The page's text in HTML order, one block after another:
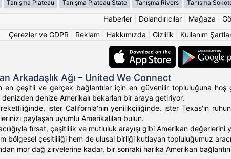
Tanışma Plateau Tanışma Plateau State Tanışma Rivers Tanışma
Haberler Dolandırıcılar Mağaza
Çerezler ve GDPR
Reklam Hakkımızda Gizlilik Kullanım
Arkadaşlık Ağı – United We Connect
en çeşitli ve gerçek bağlantılar için en güvenilir topluluğuna
denize Amerikalı bekarları bir araya getiriyor.
ister California'nın yenilikçiliğinde, ister Texas'ın
paylaşan uyumlu Amerikalıları bulun.
fırsat, çeşitlilik ve mutluluk arayışı gibi Amerikan
bölgesel çeşitliliği hem de ulusal birliği kutlayan topluluğumuz
mor dağ zirvelerine kadar, bir sonraki harika Amerikan